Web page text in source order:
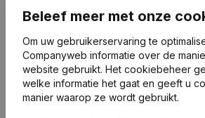
Eigen vermogen €
Brutomarge 5.613
Beleef meer met onze
Om uw gebruikerservaring te
Companyweb informatie over de
website gebruikt. Het cookiebeheer
welke informatie het gaat en geeft u
manier waarop ze wordt gebruikt.